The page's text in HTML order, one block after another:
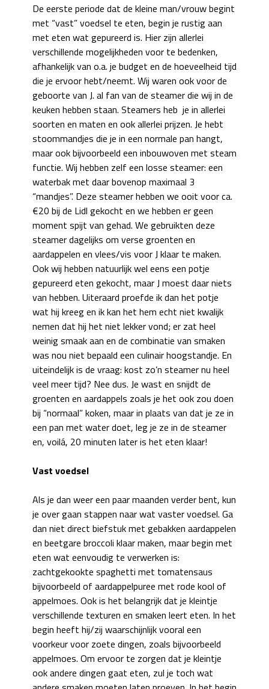
De eerste periode dat de kleine man/vrouw begint
met “vast” voedsel te eten, begin je rustig aan
met eten wat gepureerd is. Hier zijn allerlei
verschillende mogelijkheden voor te bedenken,
afhankelijk van o.a. je budget en de hoeveelheid tijd
die je ervoor hebt/neemt. Wij waren ook voor de
geboorte van J. al fan van de steamer die wij in de
keuken hebben staan. Steamers heb je in allerlei
soorten en maten en ook allerlei prijzen. Je hebt
stoommandjes die je in een normale pan hangt,
maar ook bijvoorbeeld een inbouwoven met steam
functie. Wij hebben zelf een losse steamer: een
waterbak met daar bovenop maximaal 3
“mandjes”. Deze steamer hebben we ooit voor ca.
€20 bij de Lidl gekocht en we hebben er geen
moment spijt van gehad. We gebruikten deze
steamer dagelijks om verse groenten en
aardappelen en vlees/vis voor J klaar te maken.
Ook wij hebben natuurlijk wel eens een potje
gepureerd eten gekocht, maar J moest daar niets
van hebben. Uiteraard proefde ik dan het potje
wat hij kreeg en ik kan het hem echt niet kwalijk
nemen dat hij het niet lekker vond; er zat heel
weinig smaak aan en de combinatie van smaken
was nou niet bepaald een culinair hoogstandje. En
uiteindelijk is de vraag: kost zo’n steamer nu heel
veel meer tijd? Nee dus. Je wast en snijdt de
groenten en aardappels zoals je het ook zou doen
bij “normaal” koken, maar in plaats van dat je ze in
een pan met water doet, leg je ze in de steamer
en, voilá, 20 minuten later is het eten klaar!
Vast voedsel
Als je dan weer een paar maanden verder bent, kun
je over gaan stappen naar wat vaster voedsel. Ga
dan niet direct biefstuk met gebakken aardappelen
en beetgare broccoli klaar maken, maar begin met
eten wat eenvoudig te verwerken is:
zachtgekookte spaghetti met tomatensaus
bijvoorbeeld of aardappelpuree met rode kool of
appelmoes. Ook is het belangrijk dat je kleintje
verschillende texturen en smaken leert eten. In het
begin heeft hij/zij waarschijnlijk vooral een
voorkeur voor zoete dingen, zoals bijvoorbeeld
appelmoes. Om ervoor te zorgen dat je kleintje
ook andere dingen gaat eten, zul je toch wat